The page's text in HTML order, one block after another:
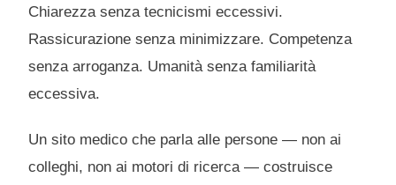
Chiarezza senza tecnicismi eccessivi.
Rassicurazione senza minimizzare. Competenza
senza arroganza. Umanità senza familiarità
eccessiva.
Un sito medico che parla alle persone — non ai
colleghi, non ai motori di ricerca — costruisce